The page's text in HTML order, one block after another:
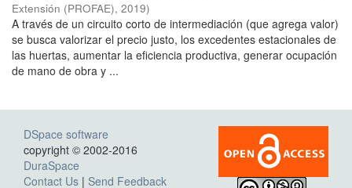
Extensión (PROFAE), 2019)
A través de un circuito corto de intermediación (que agrega valor)
se busca valorizar el precio justo, los excedentes estacionales de
las huertas, aumentar la eficiencia productiva, generar ocupación
de mano de obra y ...
DSpace software
copyright © 2002-2016
DuraSpace
Contact Us | Send Feedback